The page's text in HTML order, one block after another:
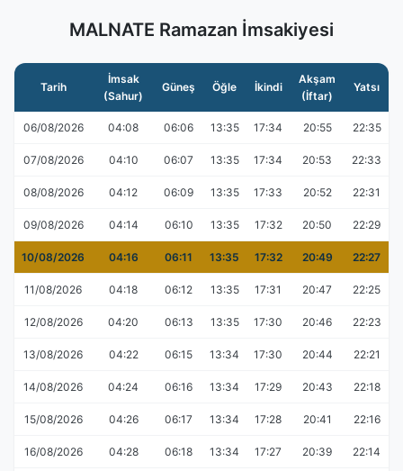
MALNATE Ramazan İmsakiyesi
Tarih
İmsak
(Sahur)
Güneş Öğle İkindi
Akşam
(İftar)
Yatsı
06/08/2026 04:08 06:06 13:35 17:34 20:55 22:35
07/08/2026 04:10 06:07 13:35 17:34 20:53 22:33
08/08/2026 04:12 06:09 13:35 17:33 20:52 22:31
09/08/2026 04:14 06:10 13:35 17:32 20:50 22:29
10/08/2026 04:16 06:11 13:35 17:32 20:49 22:27
11/08/2026 04:18 06:12 13:35 17:31 20:47 22:25
12/08/2026 04:20 06:13 13:35 17:30 20:46 22:23
13/08/2026 04:22 06:15 13:34 17:30 20:44 22:21
14/08/2026 04:24 06:16 13:34 17:29 20:43 22:18
15/08/2026 04:26 06:17 13:34 17:28 20:41 22:16
16/08/2026 04:28 06:18 13:34 17:27 20:39 22:14